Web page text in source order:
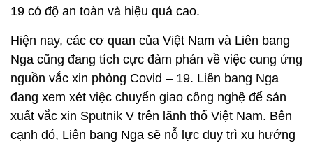
19 có độ an toàn và hiệu quả cao.
Hiện nay, các cơ quan của Việt Nam và Liên bang
Nga cũng đang tích cực đàm phán về việc cung ứng
nguồn vắc xin phòng Covid – 19. Liên bang Nga
đang xem xét việc chuyển giao công nghệ để sản
xuất vắc xin Sputnik V trên lãnh thổ Việt Nam. Bên
cạnh đó, Liên bang Nga sẽ nỗ lực duy trì xu hướng